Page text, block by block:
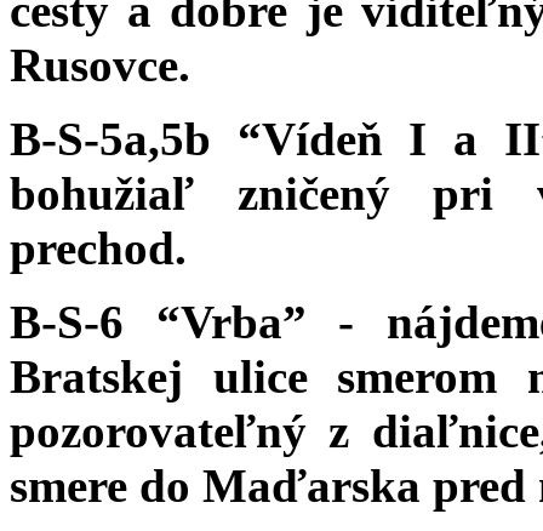
Rusovce.
B-S-5a,5b “Vídeň I a
bohužiaľ zničený pri
prechod.
B-S-6 “Vrba” -
Bratskej ulice
pozorovateľný z
smere do Maďarska pred